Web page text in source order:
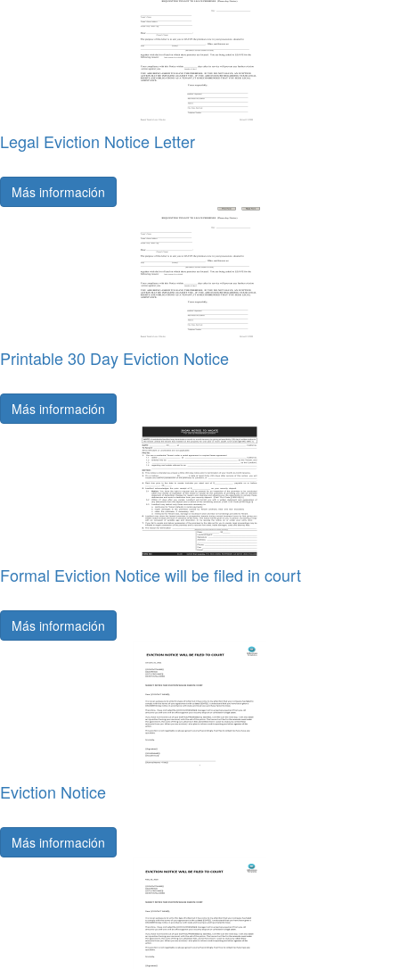
Legal Eviction Notice Letter
Más información
Printable 30 Day Eviction Notice
Más información
Formal Eviction Notice will be filed in court
Más información
Eviction Notice
Más información